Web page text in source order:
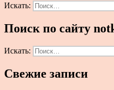
Искать:
Поиск по сайту
Искать:
Свежие записи